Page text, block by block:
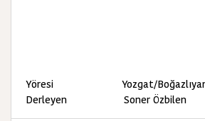
Yöresi Yozgat/
Derleyen Soner Özbilen